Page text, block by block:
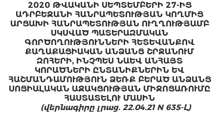
2020 ԹՎԱԿԱՆԻ ՍԵՊՏԵՄԲԵՐԻ 27-ԻՑ
ԱԴՐԲԵՋԱՆԻ ՀԱՆՐԱՊԵՏՈՒԹՅԱՆ ԿՈՂՄԻՑ
ԱՐՑԱԽԻ ՀԱՆՐԱՊԵՏՈՒԹՅԱՆ ՈՒՂՂՈՒԹՅԱՄԲ
ՍԿՍՎԱԾ ՊԱՏԵՐԱԶՄԱԿԱՆ
ԳՈՐԾՈՂՈՒԹՅՈՒՆՆԵՐԻ ՀԵՏԵՎԱՆՔՈՎ
ՔԱՂԱՔԱՑԻԱԿԱՆ ԱՆՁԱՆՑ ՇՐՋԱՆՈՒՄ
ԶՈՀԵՐԻ, ԻՆՉՊԵՍ ՆԱԵՎ ԱՆՀԱՅՏ
ԿՈՐԱԾՆԵՐԻ ԸՆՏԱՆԻՔՆԵՐԻՆ ԵՎ
ՀԱՇՄԱՆԴԱՄՈՒԹՅՈՒՆ ՁԵՌՔ ԲԵՐԱԾ ԱՆՁԱՆՑ
ՍՈՑԻԱԼԱԿԱՆ ԱՋԱԿՑՈՒԹՅԱՆ ՄԻՋՈՑԱՌՈՒՄԸ
ՀԱՍՏԱՏԵԼՈՒ ՄԱՍԻՆ
(վերնագիրը լրաց. 22.04.21 N 635-Լ)